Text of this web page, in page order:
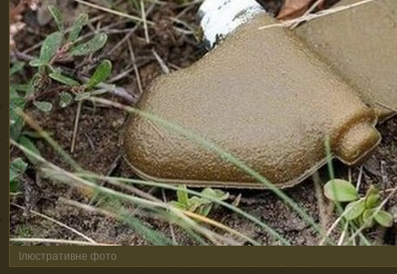
Ілюстративне фото